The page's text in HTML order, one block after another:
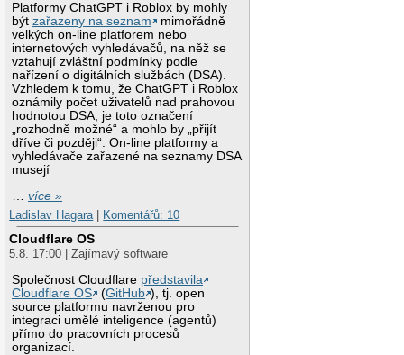
Platformy ChatGPT i Roblox by mohly
býtzařazeny na seznam
mimořádně
velkých on-line platforem nebo
internetových vyhledávačů, na něž se
vztahují zvláštní podmínky podle
nařízení o digitálních službách (DSA).
Vzhledem k tomu, že ChatGPT i Roblox
oznámily počet uživatelů nad prahovou
hodnotou DSA, je toto označení
„rozhodně možné“ a mohlo by „přijít
dříve či později“. On-line platformy a
vyhledávače zařazené na seznamy DSA
musejí
…více »
Ladislav Hagara| Komentářů: 10
Cloudflare OS
5.8. 17:00 | Zajímavý software
Společnost Cloudflare představila
Cloudflare OS
(GitHub ), tj. open
source platformu navrženou pro
integraci umělé inteligence (agentů)
přímo do pracovních procesů
organizací.